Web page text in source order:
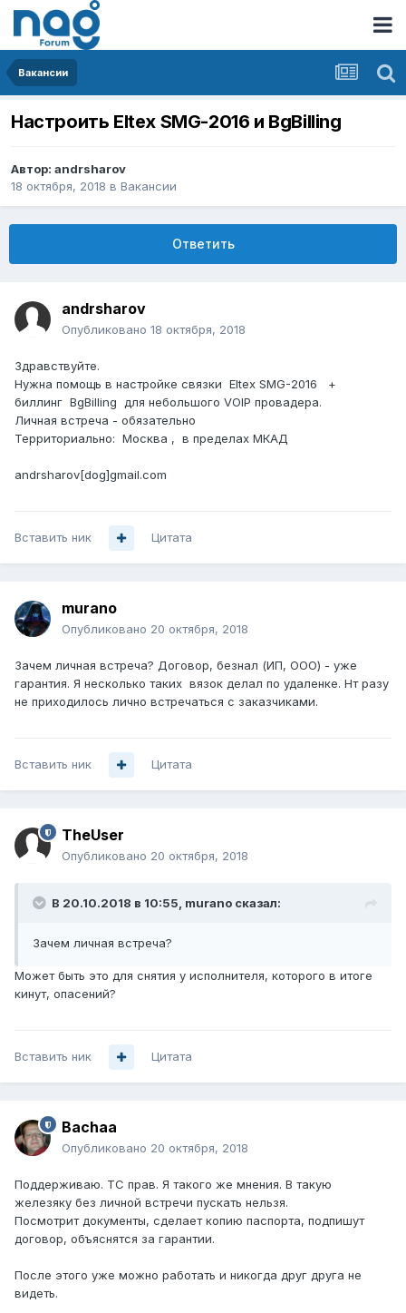
Вакансии
Настроить Eltex SMG-2016 и BgBilling
Автор: andrsharov
18 октября, 2018 в Вакансии
Ответить
andrsharov
Опубликовано 18 октября, 2018
Здравствуйте.
Нужна помощь в настройке связки Eltex SMG-2016 +
биллинг BgBilling для небольшого VOIP провадера.
Личная встреча - обязательно
Территориально: Москва , в пределах МКАД
andrsharov[dog]gmail.com
Вставить ник Цитата
murano
Опубликовано 20 октября, 2018
Зачем личная встреча? Договор, безнал (ИП, ООО) - уже
гарантия. Я несколько таких вязок делал по удаленке. Нт разу
не приходилось лично встречаться с заказчиками.
Вставить ник Цитата
TheUser
Опубликовано 20 октября, 2018
В 20.10.2018 в 10:55, murano сказал:
Зачем личная встреча?
Может быть это для снятия у исполнителя, которого в итоге
кинут, опасений?
Вставить ник Цитата
Bachaa
Опубликовано 20 октября, 2018
Поддерживаю. ТС прав. Я такого же мнения. В такую
железяку без личной встречи пускать нельзя.
Посмотрит документы, сделает копию паспорта, подпишут
договор, объяснятся за гарантии.
После этого уже можно работать и никогда друг друга не
видеть.